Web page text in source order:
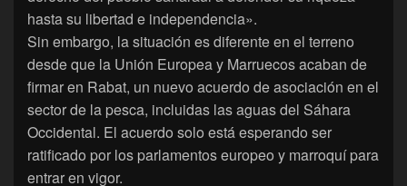
hasta su libertad e independencia».
Sin embargo, la situación es diferente en el terreno
desde que la Unión Europea y Marruecos acaban de
firmar en Rabat, un nuevo acuerdo de asociación en el
sector de la pesca, incluidas las aguas del Sáhara
Occidental. El acuerdo solo está esperando ser
ratificado por los parlamentos europeo y marroquí para
entrar en vigor.